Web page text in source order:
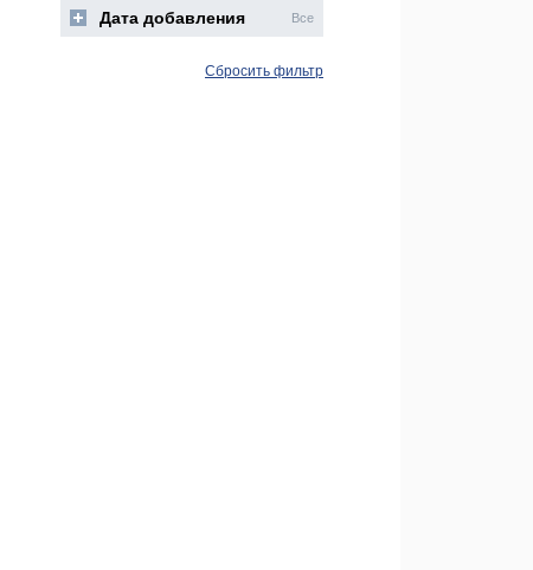
Дата добавления Все
Сбросить фильтр